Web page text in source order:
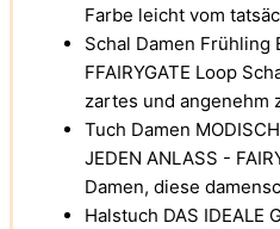
Farbe leicht vom
Schal Damen Frühling
FFAIRYGATE Loop
zartes und angenehm
Tuch Damen
JEDEN ANLASS -
Damen, diese
Halstuch DAS IDEALE